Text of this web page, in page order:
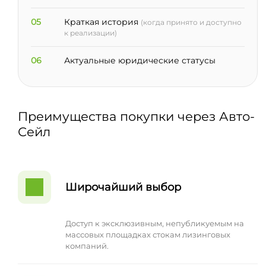
05 Краткая история (когда принято и доступно
к реализации)
06 Актуальные юридические статусы
Преимущества покупки через Авто-
Сейл
Широчайший выбор
Доступ к эксклюзивным, непубликуемым на
массовых площадках стокам лизинговых
компаний.